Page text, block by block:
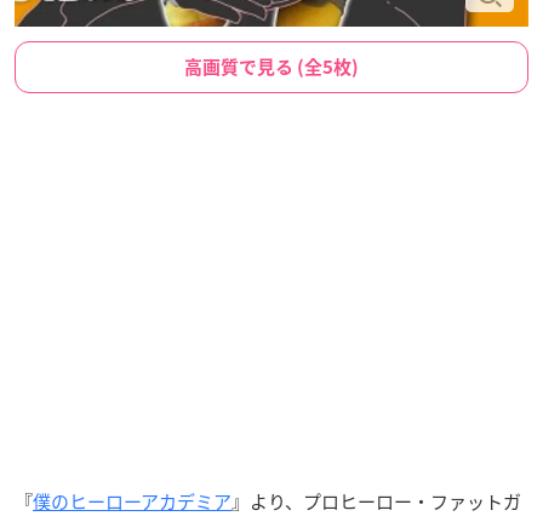
高画質で見る (全5枚)
『僕のヒーローアカデミア』より、プロヒーロー・ファットガ